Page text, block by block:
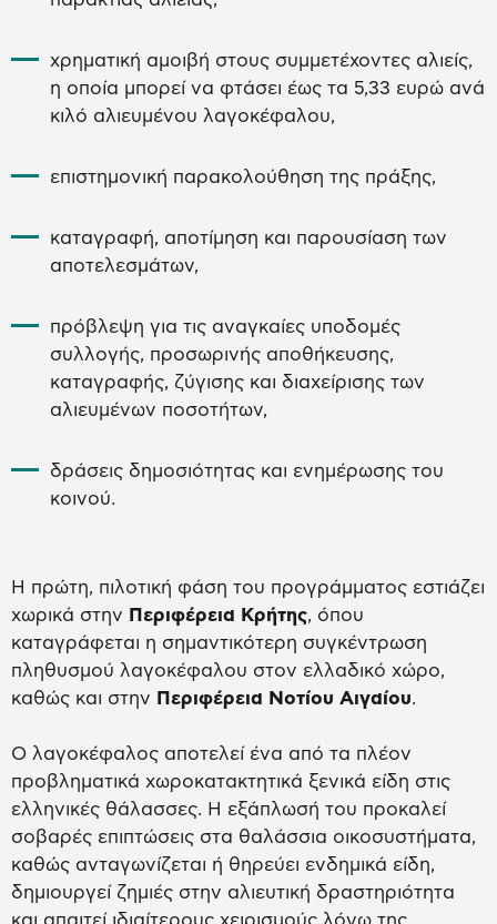
χρηματική αμοιβή στους συμμετέχοντες αλιείς,
η οποία μπορεί να φτάσει έως τα 5,33 ευρώ ανά
κιλό αλιευμένου λαγοκέφαλου,
επιστημονική παρακολούθηση της πράξης,
καταγραφή, αποτίμηση και παρουσίαση των
αποτελεσμάτων,
πρόβλεψη για τις αναγκαίες υποδομές
συλλογής, προσωρινής αποθήκευσης,
καταγραφής, ζύγισης και διαχείρισης των
αλιευμένων ποσοτήτων,
δράσεις δημοσιότητας και ενημέρωσης του
κοινού.
Η πρώτη, πιλοτική φάση του προγράμματος εστιάζει
χωρικά στην Περιφέρεια Κρήτης, όπου
καταγράφεται η σημαντικότερη συγκέντρωση
πληθυσμού λαγοκέφαλου στον ελλαδικό χώρο,
καθώς και στην Περιφέρεια Νοτίου Αιγαίου.
Ο λαγοκέφαλος αποτελεί ένα από τα πλέον
προβληματικά χωροκατακτητικά ξενικά είδη στις
ελληνικές θάλασσες. Η εξάπλωσή του προκαλεί
σοβαρές επιπτώσεις στα θαλάσσια οικοσυστήματα,
καθώς ανταγωνίζεται ή θηρεύει ενδημικά είδη,
δημιουργεί ζημιές στην αλιευτική δραστηριότητα